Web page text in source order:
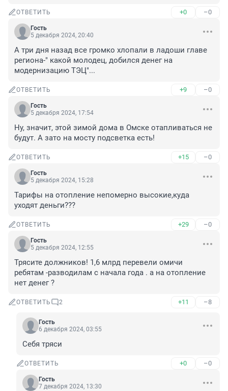
ОТВЕТИТЬ +0 –0
Гость
5 декабря 2024, 20:40
А три дня назад все громко хлопали в ладоши главе
региона-" какой молодец, добился денег на
модернизацию ТЭЦ"...
ОТВЕТИТЬ +9 –0
Гость
5 декабря 2024, 17:54
Ну, значит, этой зимой дома в Омске отапливаться не
будут. А зато на мосту подсветка есть!
ОТВЕТИТЬ +15 –0
Гость
5 декабря 2024, 15:28
Тарифы на отопление непомерно высокие,куда
уходят деньги???
ОТВЕТИТЬ +29 –0
Гость
5 декабря 2024, 12:55
Трясите должников! 1,6 млрд перевели омичи
ребятам -разводилам с начала года . а на отопление
нет денег ?
ОТВЕТИТЬ 2 +11 –8
Гость
6 декабря 2024, 03:55
Себя тряси
ОТВЕТИТЬ +0 –0
Гость
7 декабря 2024, 13:30